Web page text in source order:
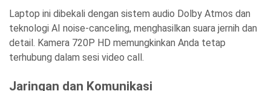
Laptop ini dibekali dengan sistem audio Dolby Atmos dan
teknologi AI noise-canceling, menghasilkan suara jernih dan
detail. Kamera 720P HD memungkinkan Anda tetap
terhubung dalam sesi video call.
Jaringan dan Komunikasi